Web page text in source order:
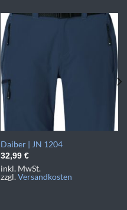
Daiber | JN 1204
32,99 €
inkl. MwSt.
zzgl.Versandkosten